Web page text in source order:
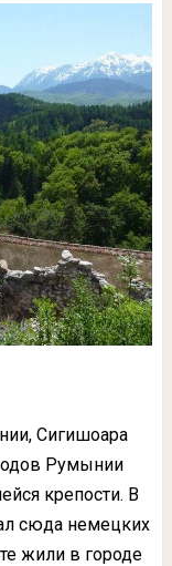
Сигишоара
Румынии
крепости. В
сюда немецких
жили в городе